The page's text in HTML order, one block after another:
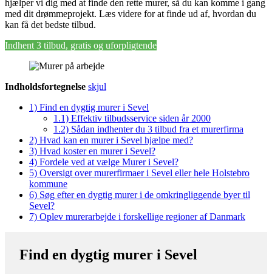
hjælper vi dig med at finde den rette murer, så du kan komme i gang
med dit drømmeprojekt. Læs videre for at finde ud af, hvordan du
kan få det bedste tilbud.
Indhent 3 tilbud, gratis og uforpligtende
Indholdsfortegnelse skjul
1) Find en dygtig murer i Sevel
1.1) Effektiv tilbudsservice siden år 2000
1.2) Sådan indhenter du 3 tilbud fra et murerfirma
2) Hvad kan en murer i Sevel hjælpe med?
3) Hvad koster en murer i Sevel?
4) Fordele ved at vælge Murer i Sevel?
5) Oversigt over murerfirmaer i Sevel eller hele Holstebro
kommune
6) Søg efter en dygtig murer i de omkringliggende byer til
Sevel?
7) Oplev murerarbejde i forskellige regioner af Danmark
Find en dygtig murer i Sevel